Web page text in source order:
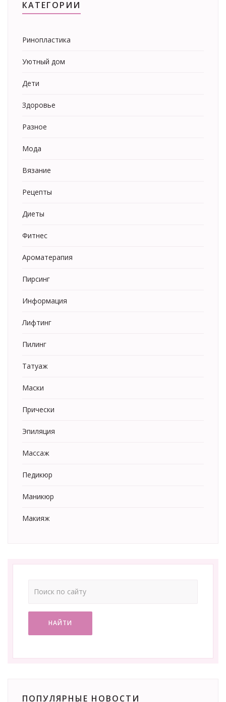
КАТЕГОРИИ
Ринопластика
Уютный дом
Дети
Здоровье
Разное
Мода
Вязание
Рецепты
Диеты
Фитнес
Ароматерапия
Пирсинг
Информация
Лифтинг
Пилинг
Татуаж
Маски
Прически
Эпиляция
Массаж
Педикюр
Маникюр
Макияж
НАЙТИ
ПОПУЛЯРНЫЕ НОВОСТИ